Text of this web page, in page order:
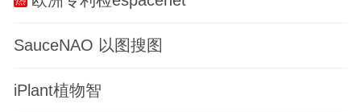
SauceNAO 以图搜图
iPlant植物智